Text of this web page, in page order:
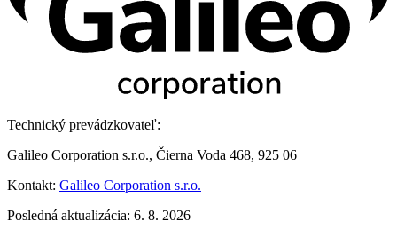
Technický prevádzkovateľ:
Galileo Corporation s.r.o., Čierna Voda 468, 925 06
Kontakt: Galileo Corporation s.r.o.
Posledná aktualizácia: 6. 8. 2026